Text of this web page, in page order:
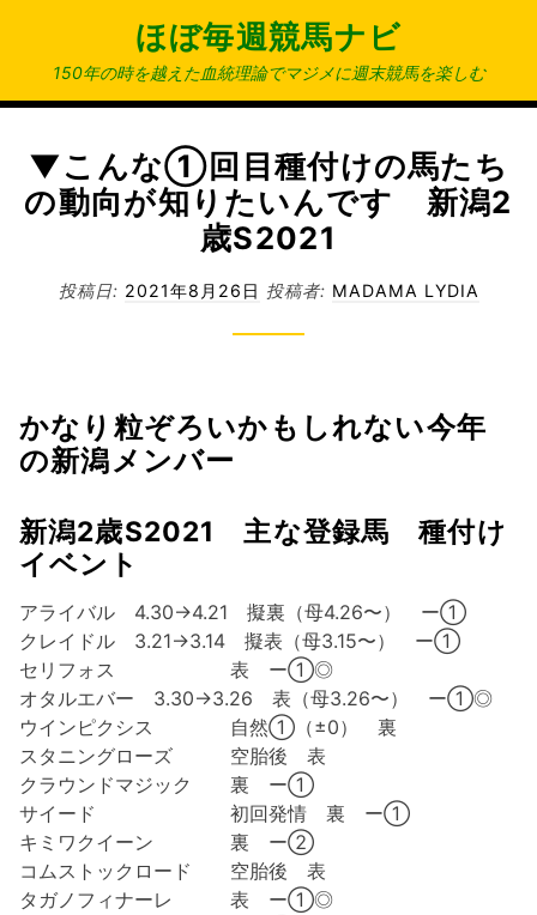
ン
ほぼ毎週競馬ナビ
150年の時を越えた血統理論でマジメに週末競馬を楽しむ
▼こんな①回目種付けの馬たち
の動向が知りたいんです 新潟2
歳S2021
投稿日: 2021年8月26日 投稿者: MADAMA LYDIA
かなり粒ぞろいかもしれない今年
の新潟メンバー
新潟2歳S2021 主な登録馬 種付け
イベント
アライバル 4.30→4.21 擬裏（母4.26〜） ー①
クレイドル 3.21→3.14 擬表（母3.15〜） ー①
セリフォス 表 ー①◎
オタルエバー 3.30→3.26 表（母3.26〜） ー①◎
ウインピクシス 自然①（±0） 裏
スタニングローズ 空胎後 表
クラウンドマジック 裏 ー①
サイード 初回発情 裏 ー①
キミワクイーン 裏 ー②
コムストックロード 空胎後 表
タガノフィナーレ 表 ー①◎